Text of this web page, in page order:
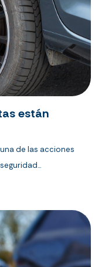
están
de las acciones